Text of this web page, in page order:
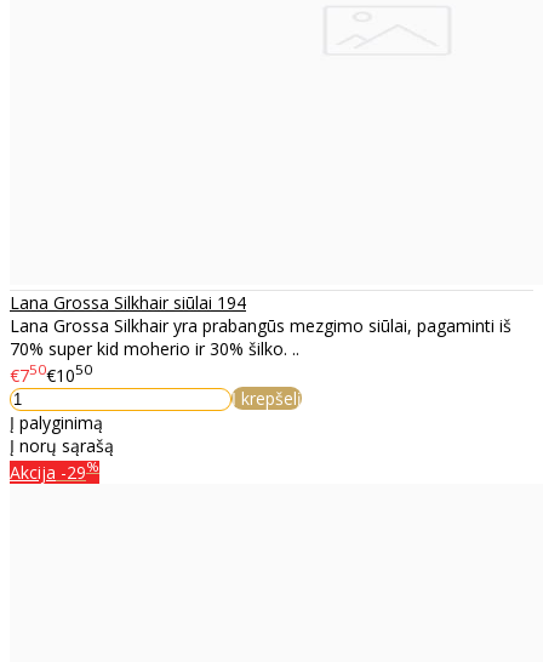
Lana Grossa Silkhair siūlai 194
Lana Grossa Silkhair yra prabangūs mezgimo siūlai, pagaminti iš
70% super kid moherio ir 30% šilko. ..
€750€1050
Į krepšelį
Į palyginimą
Į norų sąrašą
Akcija -29%